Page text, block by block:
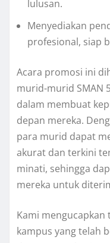
lulusan.
Menyediakan
profesional, siap
Acara promosi ini
murid-murid SMAN
dalam membuat
depan mereka.
para murid dapat
akurat dan terkini
minati, sehingga
mereka untuk
Kami mengucapkan
kampus yang telah